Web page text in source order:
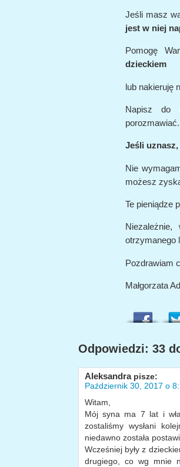
Jeśli masz
jest w niej
Pomogę
dzieckiem
lub nakieruję
Napisz do
Jeśli uznasz,
Nie
możesz
Te pieniądze
otrzymanego
Pozdrawiam
Małgorzata
Odpowiedzi: 33
Aleksandra pisze:
Październik 30, 2017 o
Witam,
Mój syna ma 7 lat i
zostaliśmy wysłani
niedawno została
Wcześniej były z
drugiego, co wg mnie